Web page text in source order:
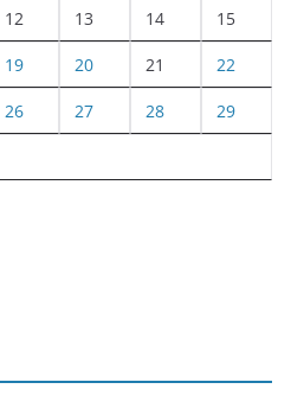
12 13 14 15
19 20 21 22
26 27 28 29